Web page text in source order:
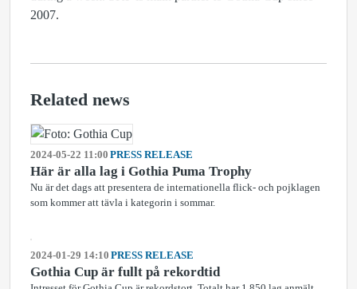
2007.
Related news
2024-05-22 11:00 PRESS RELEASE
Här är alla lag i Gothia Puma Trophy
Nu är det dags att presentera de internationella flick- och pojklagen
som kommer att tävla i kategorin i sommar.
2024-01-29 14:10 PRESS RELEASE
Gothia Cup är fullt på rekordtid